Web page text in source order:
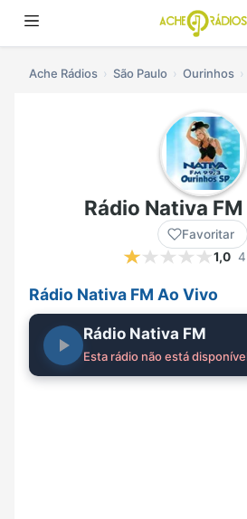
Ache Rádios São Paulo Ourinhos
Rádio Nativa FM
Favoritar
1,0
Rádio Nativa FM Ao Vivo
Rádio Nativa FM
Esta rádio não está